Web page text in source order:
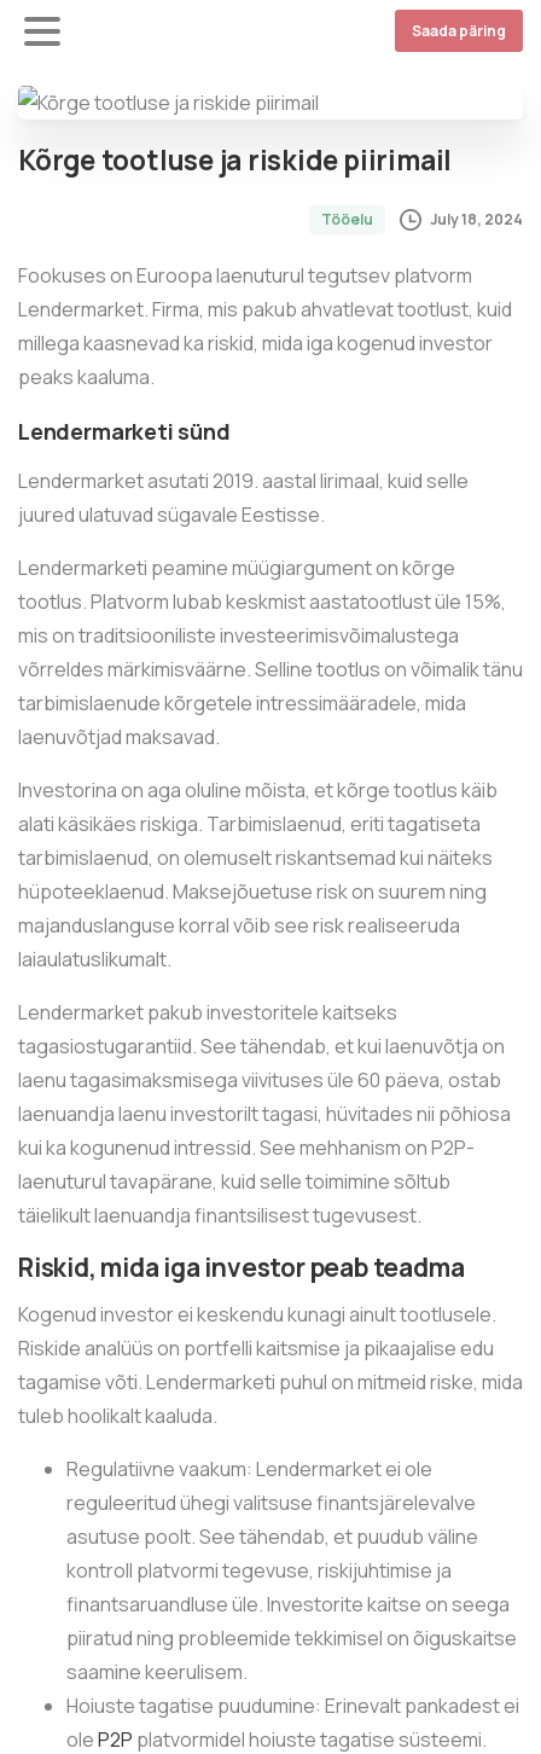
Saada päring
Kõrge tootluse ja riskide piirimail
Tööelu July 18, 2024
Fookuses on Euroopa laenuturul tegutsev platvorm
Lendermarket. Firma, mis pakub ahvatlevat tootlust, kuid
millega kaasnevad ka riskid, mida iga kogenud investor
peaks kaaluma.
Lendermarketi sünd
Lendermarket asutati 2019. aastal Iirimaal, kuid selle
juured ulatuvad sügavale Eestisse.
Lendermarketi peamine müügiargument on kõrge
tootlus. Platvorm lubab keskmist aastatootlust üle 15%,
mis on traditsiooniliste investeerimisvõimalustega
võrreldes märkimisväärne. Selline tootlus on võimalik tänu
tarbimislaenude kõrgetele intressimääradele, mida
laenuvõtjad maksavad.
Investorina on aga oluline mõista, et kõrge tootlus käib
alati käsikäes riskiga. Tarbimislaenud, eriti tagatiseta
tarbimislaenud, on olemuselt riskantsemad kui näiteks
hüpoteeklaenud. Maksejõuetuse risk on suurem ning
majanduslanguse korral võib see risk realiseeruda
laiaulatuslikumalt.
Lendermarket pakub investoritele kaitseks
tagasiostugarantiid. See tähendab, et kui laenuvõtja on
laenu tagasimaksmisega viivituses üle 60 päeva, ostab
laenuandja laenu investorilt tagasi, hüvitades nii põhiosa
kui ka kogunenud intressid. See mehhanism on P2P-
laenuturul tavapärane, kuid selle toimimine sõltub
täielikult laenuandja finantsilisest tugevusest.
Riskid, mida iga investor peab teadma
Kogenud investor ei keskendu kunagi ainult tootlusele.
Riskide analüüs on portfelli kaitsmise ja pikaajalise edu
tagamise võti. Lendermarketi puhul on mitmeid riske, mida
tuleb hoolikalt kaaluda.
Regulatiivne vaakum: Lendermarket ei ole
reguleeritud ühegi valitsuse finantsjärelevalve
asutuse poolt. See tähendab, et puudub väline
kontroll platvormi tegevuse, riskijuhtimise ja
finantsaruandluse üle. Investorite kaitse on seega
piiratud ning probleemide tekkimisel on õiguskaitse
saamine keerulisem.
Hoiuste tagatise puudumine: Erinevalt pankadest ei
oleP2P platvormidel hoiuste tagatise süsteemi.